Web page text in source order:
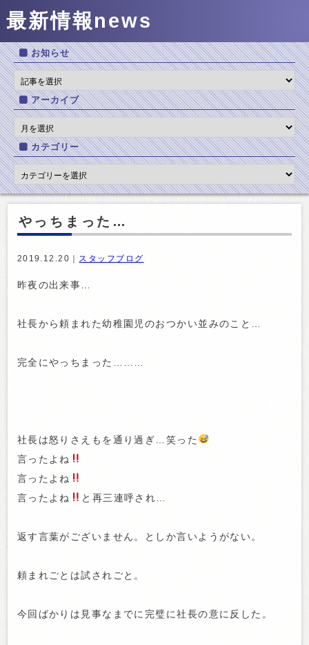
最新情報news
お知らせ
アーカイブ
カテゴリー
やっちまった…
2019.12.20｜ スタッフブログ
昨夜の出来事…
社長から頼まれた幼稚園児のおつかい並みのこと…
完全にやっちまった………
社長は怒りさえもを通り過ぎ…笑った
言ったよね
言ったよね
言ったよね
と再三連呼され…
返す言葉がございません。としか言いようがない。
頼まれごとは試されごと。
今回ばかりは見事なまでに完璧に社長の意に反した。